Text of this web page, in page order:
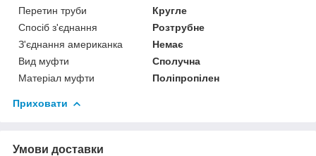
Перетин труби
Кругле
Спосіб з'єднання
Розтрубне
З'єднання американка
Немає
Вид муфти
Сполучна
Матеріал муфти
Поліпропілен
Приховати
Умови доставки